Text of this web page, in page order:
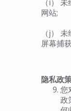
（i）
网站;
（j）
屏幕捕
隐私政
您
政